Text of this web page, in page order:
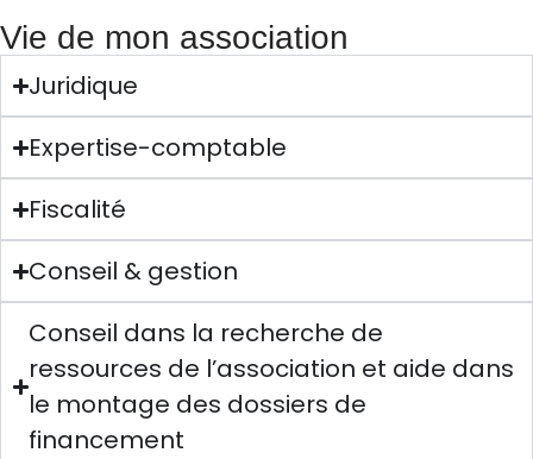
Vie de mon association
Juridique
Expertise-comptable
Fiscalité
Conseil & gestion
Conseil dans la recherche de
ressources de l’association et aide dans
le montage des dossiers de
financement